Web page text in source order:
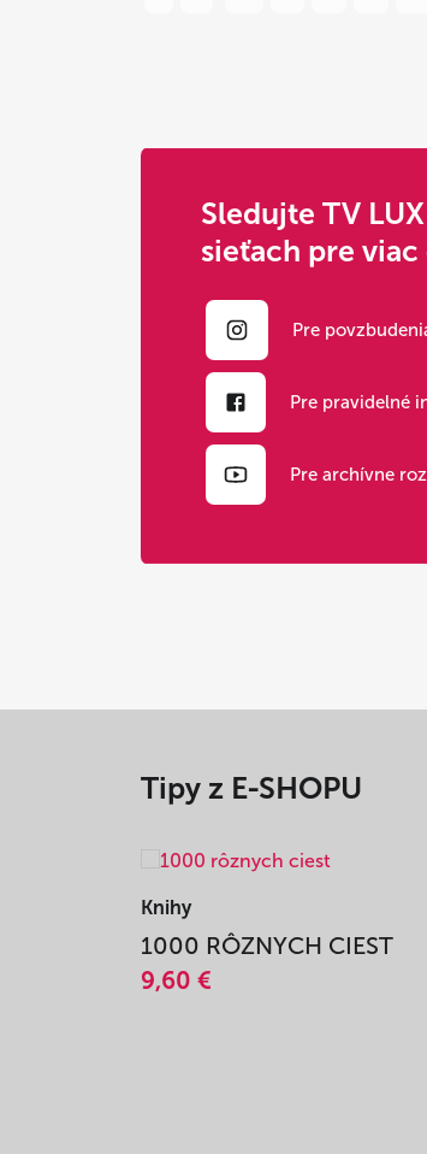
Sledujte TV
sieťach pre viac
Pre
Pre pravidelné
Pre archívne
Tipy z E-SHOPU
Knihy
1000 RÔZNYCH CIEST
9,60 €